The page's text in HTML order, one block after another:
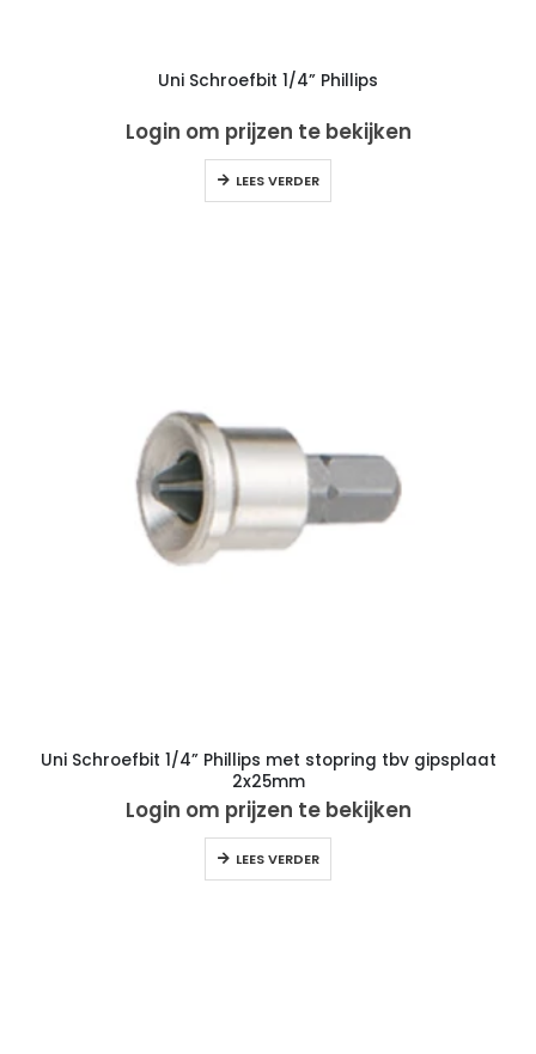
Uni Schroefbit 1/4” Phillips
Login om prijzen te bekijken
LEES VERDER
Uni Schroefbit 1/4” Phillips met stopring tbv gipsplaat
2x25mm
Login om prijzen te bekijken
LEES VERDER